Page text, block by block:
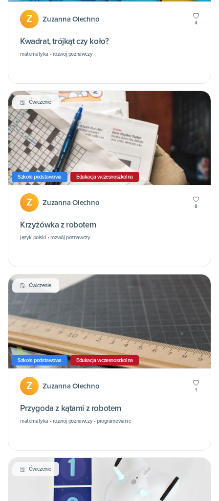
Z Zuzanna Olechno 4
Kwadrat, trójkąt czy koło?
matematyka • rozwój poznawczy
Ćwiczenie
Szkoła podstawowa Edukacja wczesnoszkolna
Z Zuzanna Olechno 8
Krzyżówka z robotem
język polski • rozwój poznawczy
Ćwiczenie
Szkoła podstawowa Edukacja wczesnoszkolna
Z Zuzanna Olechno 1
Przygoda z kątami z robotem
matematyka • rozwój poznawczy • programowanie
Ćwiczenie